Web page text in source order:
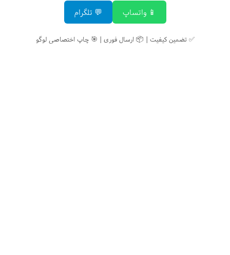
📱 واتساپ 💬 تلگرام
✅ تضمین کیفیت | 📦 ارسال فوری | 🎯 چاپ اختصاصی لوگو